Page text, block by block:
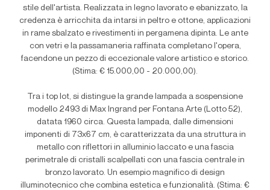
stile dell'artista. Realizzata in legno lavorato e ebanizzato, la
credenza è arricchita da intarsi in peltro e ottone, applicazioni
in rame sbalzato e rivestimenti in pergamena dipinta. Le ante
con vetri e la passamaneria raffinata completano l'opera,
facendone un pezzo di eccezionale valore artistico e storico.
(Stima: € 15.000,00 - 20.000,00).
Tra i top lot, si distingue la grande lampada a sospensione
modello 2493 di Max Ingrand per Fontana Arte (Lotto 52),
datata 1960 circa. Questa lampada, dalle dimensioni
imponenti di 73x67 cm, è caratterizzata da una struttura in
metallo con riflettori in alluminio laccato e una fascia
perimetrale di cristalli scalpellati con una fascia centrale in
bronzo lavorato. Un esempio magnifico di design
illuminotecnico che combina estetica e funzionalità. (Stima: €